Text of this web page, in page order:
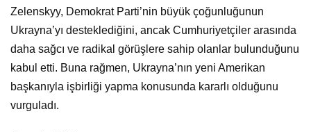
Zelenskyy, Demokrat Parti’nin büyük çoğunluğunun
Ukrayna’yı desteklediğini, ancak Cumhuriyetçiler arasında
daha sağcı ve radikal görüşlere sahip olanlar bulunduğunu
kabul etti. Buna rağmen, Ukrayna’nın yeni Amerikan
başkanıyla işbirliği yapma konusunda kararlı olduğunu
vurguladı.